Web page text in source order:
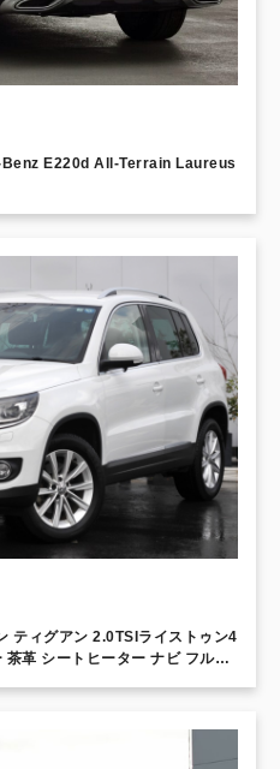
ティグアン 2.0TSIライストゥン4
革 シートヒーター ナビ フルセ